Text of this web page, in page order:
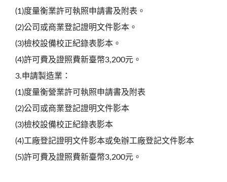
(1)度量衡業許可執照申請書及附表。
(2)公司或商業登記證明文件影本。
(3)檢校設備校正紀錄表影本。
(4)許可費及證照費新臺幣3,200元。
3.申請製造業：
(1)度量衡營業許可執照申請書及附表
(2)公司或商業登記證明文件影本
(3)檢校設備校正紀錄表影本
(4)工廠登記證明文件影本或免辦工廠登記文件影本
(5)許可費及證照費新臺幣3,200元。